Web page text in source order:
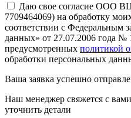
Даю свое согласие ООО
7709464069) на обработку
соответствии с Федеральным
данных» от 27.07.2006 года №
предусмотренных политикой
обработки персональных
Ваша заявка успешно
Наш менеджер свяжется с
уточнить детали